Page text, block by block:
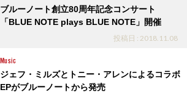
ブルーノート創立80周年記念コンサート
「BLUE NOTE plays BLUE NOTE」開催
投稿日 : 2018.11.08
Music
ジェフ・ミルズとトニー・アレンによるコラボ
EPがブルーノートから発売